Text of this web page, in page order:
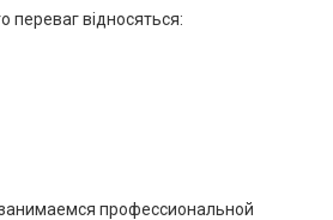
переваг відносяться:
профессиональной